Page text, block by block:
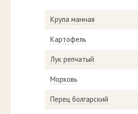
Крупа манная
Картофель
Лук репчатый
Морковь
Перец болгарский